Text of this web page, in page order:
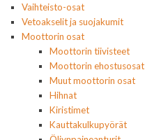
Vaihteisto-osat
Vetoakselit ja suojakumit
Moottorin osat
Moottorin tiivisteet
Moottorin ehostusosat
Muut moottorin osat
Hihnat
Kiristimet
Kauttakulkupyörät